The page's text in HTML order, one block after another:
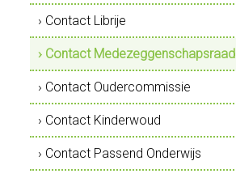
› Contact Librije
› Contact Medezeggenschapsraad
› Contact Oudercommissie
› Contact Kinderwoud
› Contact Passend Onderwijs